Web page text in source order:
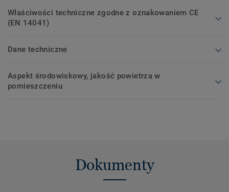
Właściwości techniczne zgodne z oznakowaniem CE
(EN 14041)
Dane techniczne
Aspekt środowiskowy, jakość powietrza w
pomieszczeniu
Dokumenty